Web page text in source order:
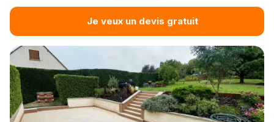
Je veux un devis gratuit